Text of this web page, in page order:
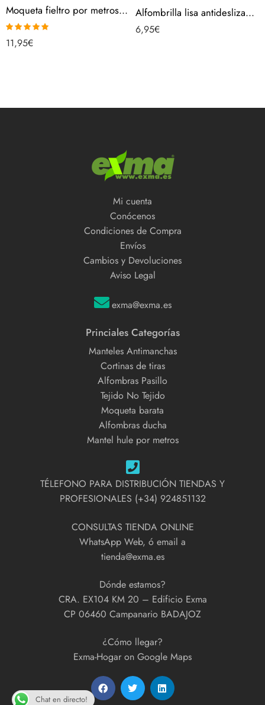
Moqueta fieltro por metros – AZUL, 280gr/m2, Venta Por Metros, Para Interior, Salón, Suelo [ancho 200 cms] 7502104
Valorado con
5.00de 5
11,95€
Alfombrilla lisa antideslizante multiusos, protector base para cajones o armarios – yoga fitness Azul 707S003
6,95€
Mi cuenta
Conócenos
Condiciones de Compra
Envíos
Cambios y Devoluciones
Aviso Legal
exma@exma.es
Princiales Categorías
Manteles Antimanchas
Cortinas de tiras
Alfombras Pasillo
Tejido No Tejido
Moqueta barata
Alfombras ducha
Mantel hule por metros
TÉLEFONO PARA DISTRIBUCIÓN TIENDAS Y
PROFESIONALES (+34) 924851132
CONSULTAS TIENDA ONLINE
WhatsApp Web, ó email a
tienda@exma.es
Dónde estamos?
CRA. EX104 KM 20 – Edificio Exma
CP 06460 Campanario BADAJOZ
¿Cómo llegar?
Exma-Hogar on Google Maps
Chat en directo!